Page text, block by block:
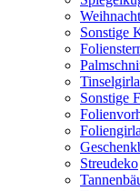
Sonstige
Sonstige
Streudeko